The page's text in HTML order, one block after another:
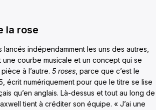
la rose
lancés indépendamment les uns des autres,
une courbe musicale et un concept qui se
à l’autre. 5 roses , parce que c’est le
écrit numériquement pour que le titre se lise
qu’en anglais. Là-dessus et tout au long de
tient à créditer son équipe. « J’ai une